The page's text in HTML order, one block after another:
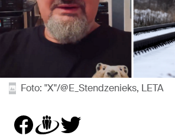
Foto: "X"/@E_Stendzenieks, LETA